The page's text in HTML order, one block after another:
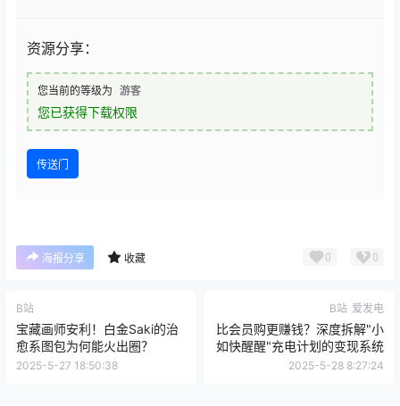
资源分享：
您当前的等级为 游客
您已获得下载权限
传送门
海报分享 收藏 0 0
B站
宝藏画师安利！白金Saki的治
愈系图包为何能火出圈？
2025-5-27 18:50:38
B站 爱发电
比会员购更赚钱？深度拆解"小
如快醒醒"充电计划的变现系统
2025-5-28 8:27:24